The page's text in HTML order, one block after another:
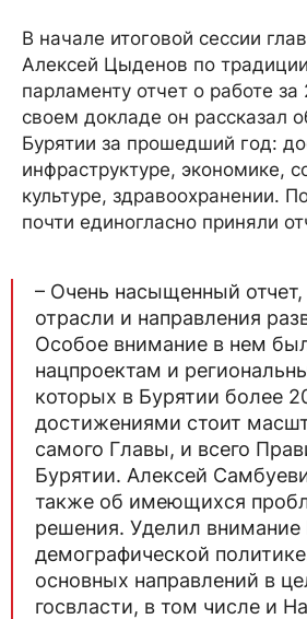
В начале итоговой сессии
Алексей Цыденов по
парламенту отчет о работе
своем докладе он рассказал
Бурятии за прошедший год:
инфраструктуре, экономике,
культуре, здравоохранении.
почти единогласно приняли
– Очень насыщенный
отрасли и направления
Особое внимание в нем
нацпроектам и
которых в Бурятии более
достижениями стоит
самого Главы, и всего
Бурятии. Алексей
также об имеющихся
решения. Уделил внимание
демографической
основных направлений в
госвласти, в том числе и